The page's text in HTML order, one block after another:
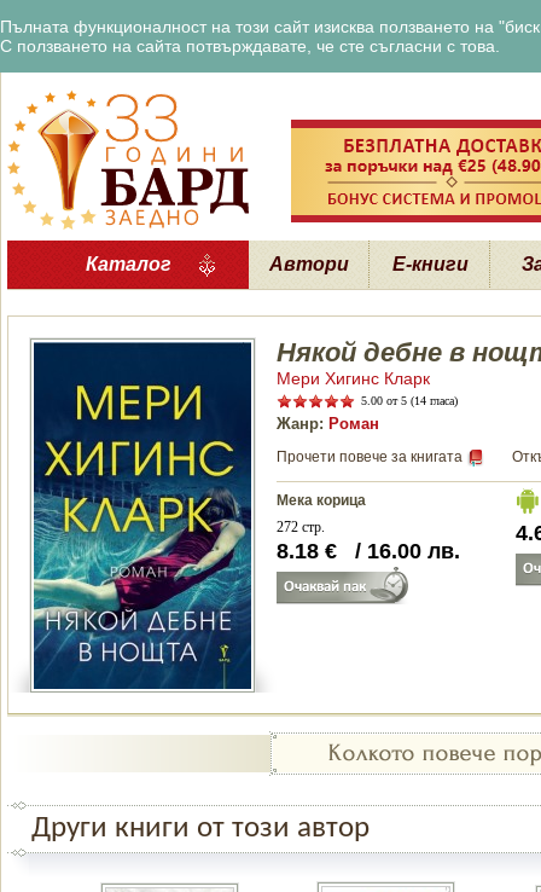
Пълната функционалност на този сайт изисква ползването на
С ползването на сайта потвърждавате, че сте съгласни с това.
Каталог Автори Е-книги
Някой дебне в
Мери Хигинс Кларк
5.00 от 5 (14 гласа)
Жанр: Роман
Прочети повече за книгата
Мека корица
272 стр.
8.18 € / 16.00 лв.
Други книги от този автор